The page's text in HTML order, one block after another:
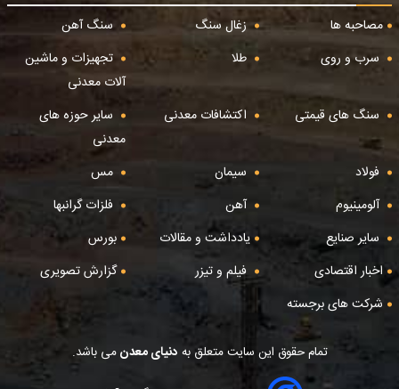
مصاحبه ها
زغال سنگ
سنگ آهن
سرب و روی
طلا
تجهیزات و ماشین
آلات معدنی
سنگ های قیمتی
اکتشافات معدنی
سایر حوزه های
معدنی
فولاد
سیمان
مس
آلومینیوم
آهن
فلزات گرانبها
سایر صنایع
یادداشت و مقالات
بورس
اخبار اقتصادی
فیلم و تیزر
گزارش تصویری
شرکت های برجسته
تمام حقوق این سایت متعلق به دنیای معدنمی باشد.